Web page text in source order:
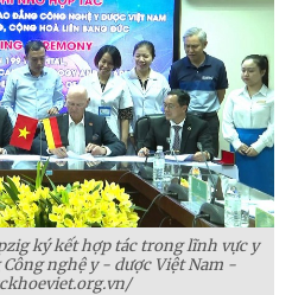
ký kết hợp tác trong lĩnh vực y
nghệ y - dược Việt Nam -